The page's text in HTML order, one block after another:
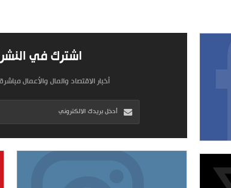
اشترك في
أخبار الاقتصاد والمال والأعمال